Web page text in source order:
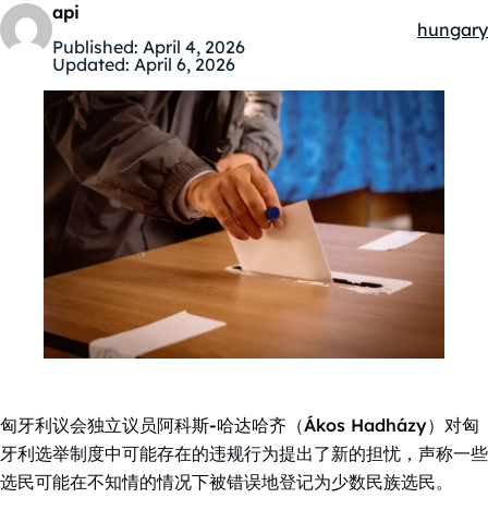
api
Published: April 4, 2026
Updated: April 6, 2026
hungary
匈牙利议会独立议员阿科斯-哈达哈齐（Ákos Hadházy）对匈
牙利选举制度中可能存在的违规行为提出了新的担忧，声称一些
选民可能在不知情的情况下被错误地登记为少数民族选民。